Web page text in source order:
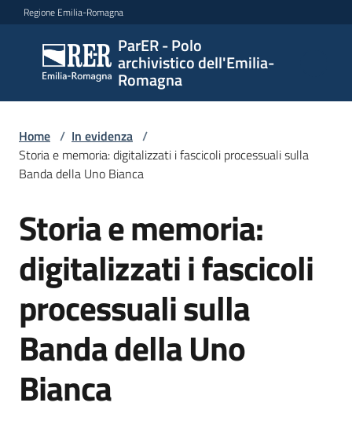
Vai al contenuto
Vai alla navigazione
Vai al footer
Regione Emilia-Romagna
ParER - Polo
archivistico dell'Emilia-
Romagna
ParER -
Polo
archivistico
Romagna
archivistico
Archivio
storico
Conservazione
Home / In evidenza /
Storia e memoria: digitalizzati i fascicoli processuali sulla
Banda della Uno Bianca
Salta al contenuto
Storia e memoria:
digitalizzati i fascicoli
processuali sulla
Banda della Uno
Bianca